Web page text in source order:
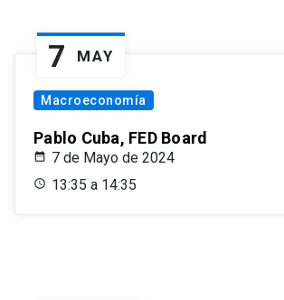
7 MAY
Macroeconomía
Pablo Cuba, FED Board
7 de Mayo de 2024
13:35 a 14:35